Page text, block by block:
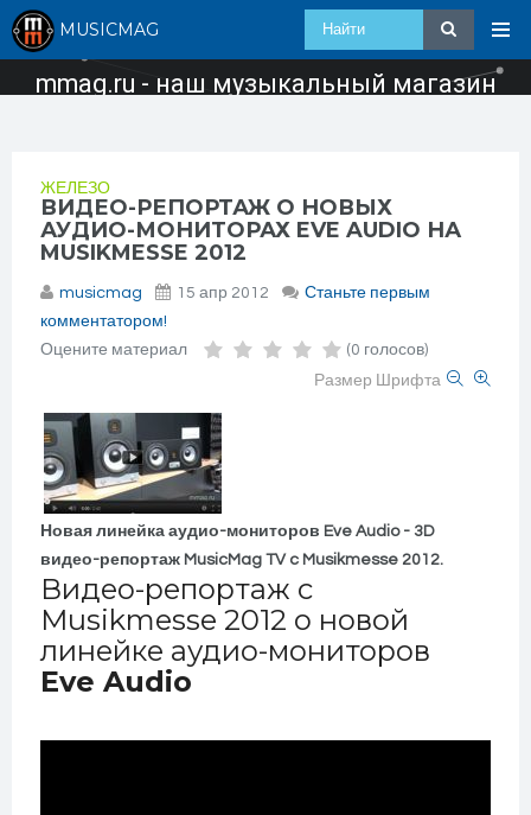
MUSICMAG
mmag.ru - наш музыкальный магазин
ЖЕЛЕЗО
ВИДЕО-РЕПОРТАЖ О НОВЫХ
АУДИО-МОНИТОРАХ EVE AUDIO НА
MUSIKMESSE 2012
musicmag 15 апр 2012
Станьте первым
комментатором!
Оцените материал
(0 голосов)
Размер Шрифта
Новая линейка аудио-мониторов Eve Audio - 3D
видео-репортаж MusicMag TV c Musikmesse 2012.
Видео-репортаж c
Musikmesse 2012 о новой
линейке аудио-мониторов
Eve Audio